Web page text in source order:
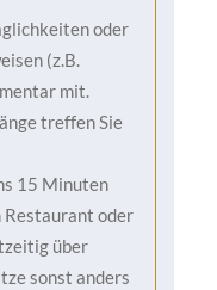
|
| gegrillte
oder
(z.B.
mit.
treffen Sie
15 Minuten
Restaurant oder
über
sonst anders